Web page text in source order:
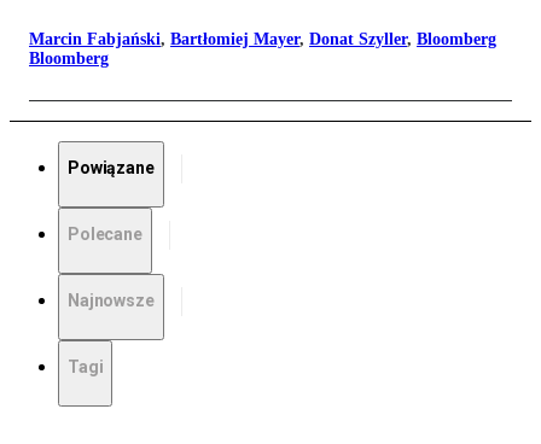
Marcin Fabjański, Bartłomiej Mayer, Donat Szyller, Bloomberg
Bloomberg
Powiązane
Polecane
Najnowsze
Tagi